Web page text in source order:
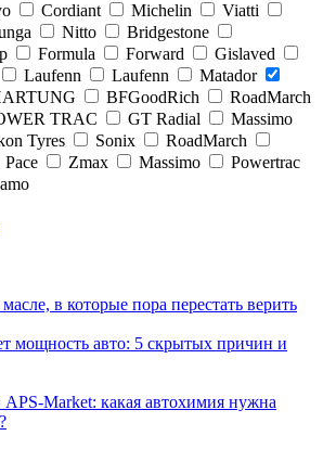
Cordiant Michelin
Viatti
Nitto
Bridgestone
Formula Forward
Gislaved
Laufenn Laufenn
Matador
BFGoodRich
RoadMarch
TRAC GT Radial
Massimo
Tyres Sonix
RoadMarch
Pace Zmax Massimo
Powertrac
в которые пора перестать верить
мощность авто: 5 скрытых причин и
Market: какая автохимия нужна